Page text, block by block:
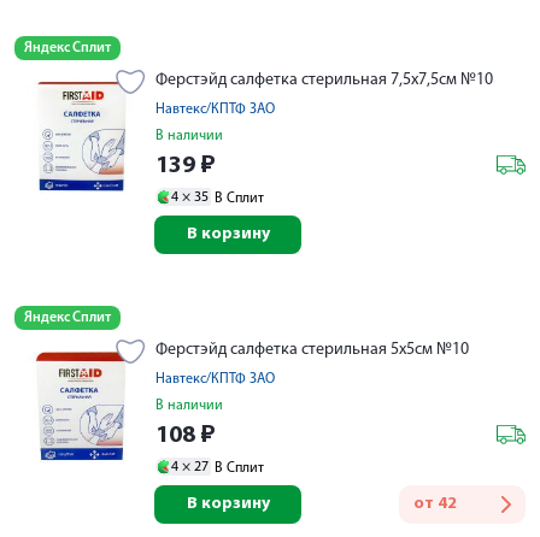
Яндекс Сплит
Ферстэйд салфетка стерильная 7,5х7,5см №10
Навтекс/КПТФ ЗАО
В наличии
139 ₽
4 × 35 В Сплит
В корзину
Яндекс Сплит
Ферстэйд салфетка стерильная 5х5см №10
Навтекс/КПТФ ЗАО
В наличии
108 ₽
4 × 27 В Сплит
от 42
В корзину